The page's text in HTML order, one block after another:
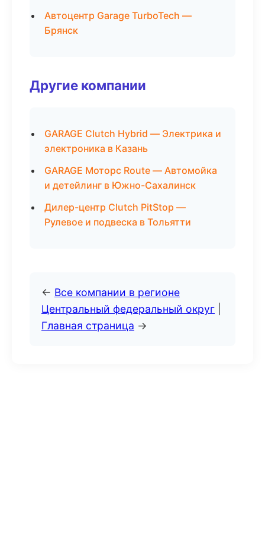
Автоцентр Garage TurboTech —
Брянск
Другие компании
GARAGE Clutch Hybrid — Электрика и
электроника в Казань
GARAGE Моторс Route — Автомойка
и детейлинг в Южно-Сахалинск
Дилер-центр Clutch PitStop —
Рулевое и подвеска в Тольятти
← Все компании в регионе
Центральный федеральный округ
Главная страница →